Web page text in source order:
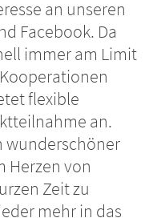
an unseren
Facebook. Da
immer am Limit
flexible
an.
wunderschöner
Herzen von
Zeit zu
mehr in das